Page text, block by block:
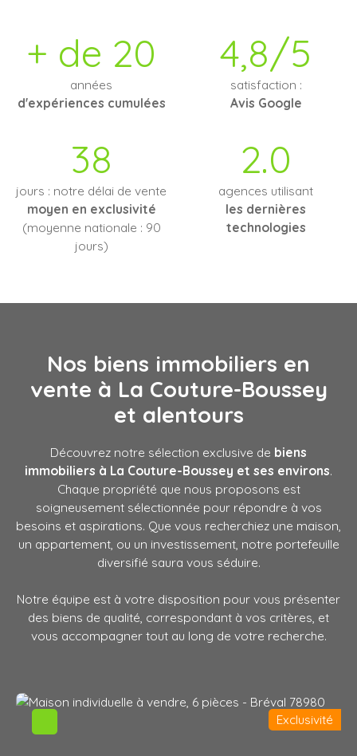
+ de 20
années
d'expériences cumulées
4,8/5
satisfaction :
Avis Google
38
jours : notre délai de vente
moyen en exclusivité
(moyenne nationale : 90
jours)
2.0
agences utilisant
les dernières
technologies
Nos biens immobiliers en
vente à La Couture-Boussey
et alentours
Découvrez notre sélection exclusive de biens
immobiliers à La Couture-Boussey et ses environs.
Chaque propriété que nous proposons est
soigneusement sélectionnée pour répondre à vos
besoins et aspirations. Que vous recherchiez une maison,
un appartement, ou un investissement, notre portefeuille
diversifié saura vous séduire.
Notre équipe est à votre disposition pour vous présenter
des biens de qualité, correspondant à vos critères, et
vous accompagner tout au long de votre recherche.
Exclusivité